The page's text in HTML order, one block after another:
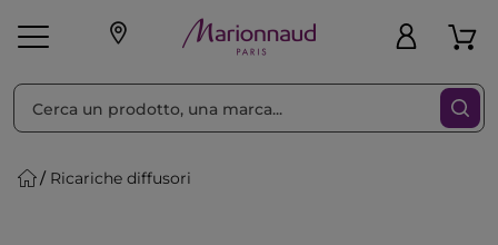
Make-up Profumi
Ricariche diffusori
Ordina per Filtra